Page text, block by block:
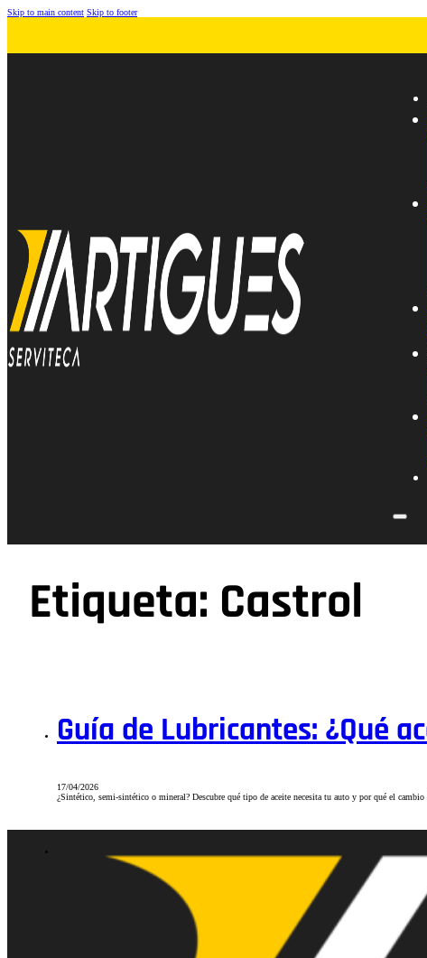
Skip to main content Skip to footer
Etiqueta: Castrol
Guía de Lubricantes: ¿Qué
17/04/2026
¿Sintético, semi-sintético o mineral? Descubre qué tipo de aceite necesita tu auto y por qué el cambio